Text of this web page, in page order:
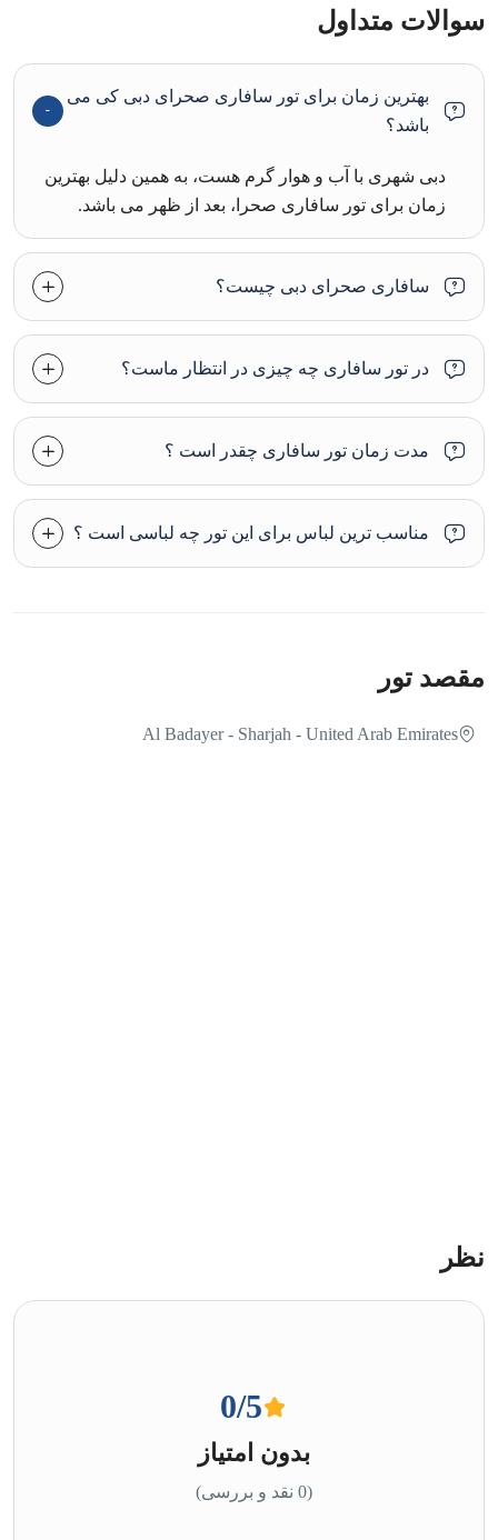
سوالات متداول
بهترین زمان برای تور سافاری صحرای دبی کی می
باشد؟
دبی شهری با آب و هوار گرم هست، به همین دلیل بهترین
زمان برای تور سافاری صحرا، بعد از ظهر می باشد.
سافاری صحرای دبی چیست؟
در تور سافاری چه چیزی در انتظار ماست؟
مدت زمان تور سافاری چقدر است ؟
مناسب ترین لباس برای این تور چه لباسی است ؟
مقصد تور
Al Badayer - Sharjah - United Arab Emirates
نظر
0/5
بدون امتیاز
(0 نقد و بررسی)